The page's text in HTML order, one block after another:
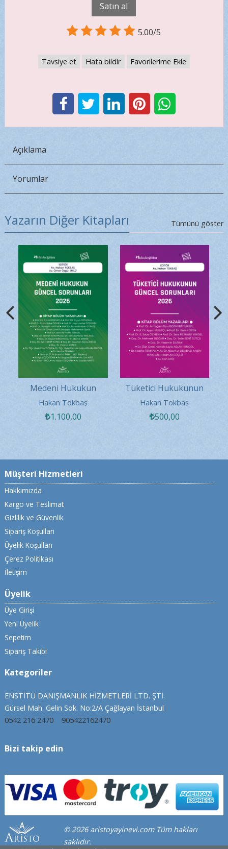
Satın al
5.00/5
Tavsiye et Hata bildir Favorilerime Ekle
Açıklama
Yorumlar
Yazarın Diğer Kitapları
Medeni Hukukun
Güncel Sorunları - 2026
Hakan Tokbaş
1.100,00
Tüketici Hukukunun
Güncel Sorunları - 2026
Hakan Tokbaş
500,00
Tümünü göster
Müşteri Hizmetleri
Hakkımızda
Kargo ve Teslimat
Gizlilik ve Güvenlik
Sipariş Koşulları
Üyelik Koşulları
Çerez Politikası
İletişim
Üyelik
Üye Girişi
Yeni Üyelik
Sepetim
Sipariş Takibi
Kategoriler
ENSTİTÜ DANIŞMANLIK HİZMETLERİ LTD. ŞTİ.
Gürsel Mah. Gelin Sok. No:2/A Çağlayan İstanbul
0542 216 2470
905422162470
Bizi takip edin
© 2026 aristoyayinevi.com Tüm hakları
saklıdır.